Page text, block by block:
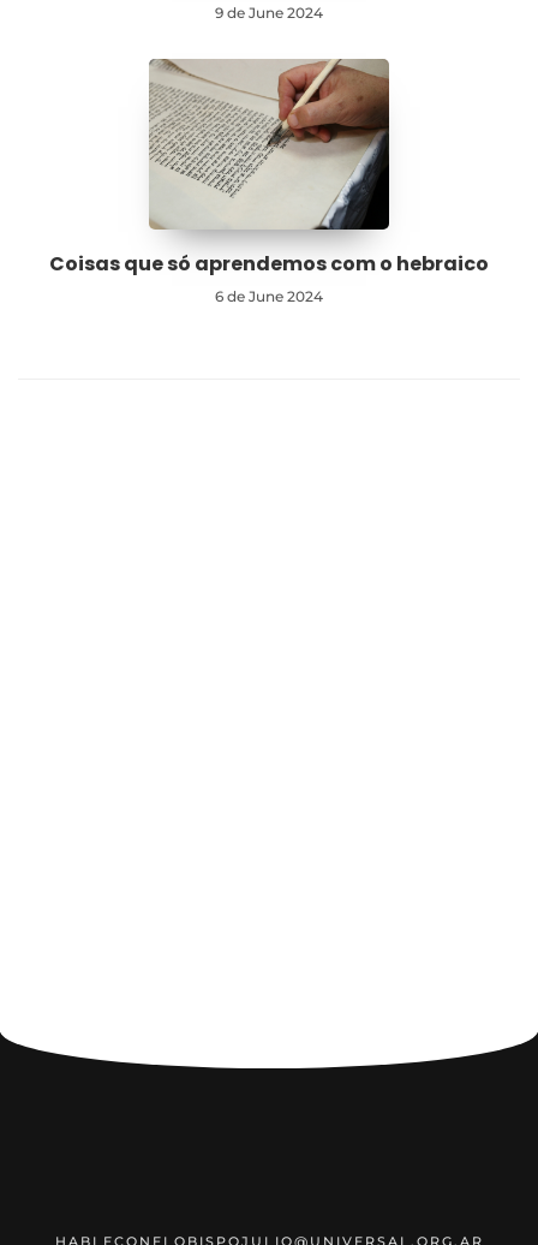
9 de June 2024
Coisas que só aprendemos com o hebraico
6 de June 2024
HABLECONELOBISPOJULIO@UNIVERSAL.ORG.AR